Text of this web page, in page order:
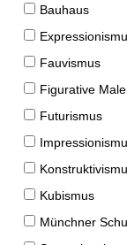
Bauhaus
Fauvismus
Figurative
Futurismus
Kubismus
Münchner